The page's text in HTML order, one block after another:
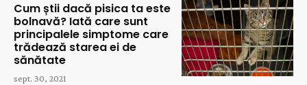
Cum știi dacă pisica ta este
bolnavă? Iată care sunt
principalele simptome care
trădează starea ei de
sănătate
sept. 30, 2021